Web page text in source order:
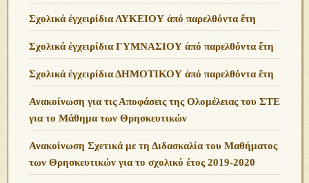
Σχολικά ἐγχειρίδια ΛΥΚΕΙΟΥ ἀπό παρελθόντα ἔτη
Σχολικά ἐγχειρίδια ΓΥΜΝΑΣΙΟΥ ἀπό παρελθόντα ἔτη
Σχολικά ἐγχειρίδια ΔΗΜΟΤΙΚΟΥ ἀπό παρελθόντα ἔτη
Ανακοίνωση για τις Αποφάσεις της Ολομέλειας του ΣΤΕ
για το Μάθημα των Θρησκευτικών
Ανακοίνωση Σχετικά με τη Διδασκαλία του Μαθήματος
των Θρησκευτικών για το σχολικό έτος 2019-2020